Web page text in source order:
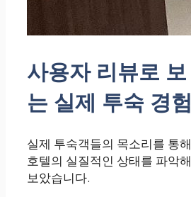
사용자 리뷰로 보
는 실제 투숙 경험
실제 투숙객들의 목소리를 통해
호텔의 실질적인 상태를 파악해
보았습니다.